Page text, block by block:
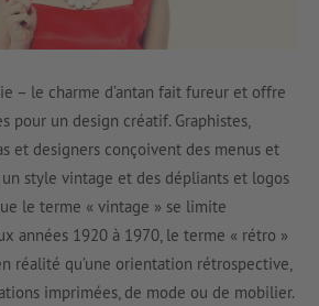
– le charme d’antan fait fureur et offre
pour un design créatif. Graphistes,
et designers conçoivent des menus et
style vintage et des dépliants et logos
le terme « vintage » se limite
années 1920 à 1970, le terme « rétro »
réalité qu’une orientation rétrospective,
imprimées, de mode ou de mobilier.